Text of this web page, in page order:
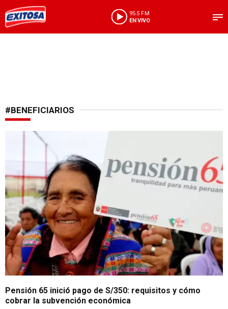
95.5 FM
EN VIVO
#BENEFICIARIOS
Programa social del Midis
Pensión 65 inició pago de S/350: requisitos y cómo
cobrar la subvención económica